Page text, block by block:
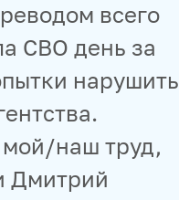
всего
СВО день за
нарушить
мой/наш труд,
Дмитрий